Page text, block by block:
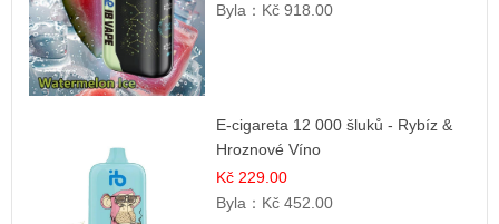
Byla： Kč 918.00
E-cigareta 12 000 šluků - Rybíz &
Hroznové Víno
Kč 229.00
Byla： Kč 452.00